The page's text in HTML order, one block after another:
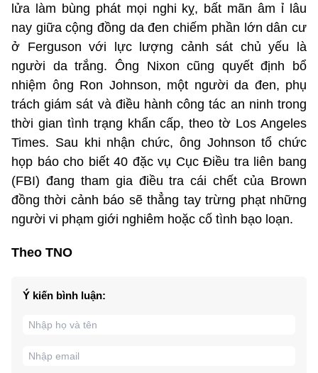
lửa làm bùng phát mọi nghi kỵ, bất mãn âm ỉ lâu
nay giữa cộng đồng da đen chiếm phần lớn dân cư
ở Ferguson với lực lượng cảnh sát chủ yếu là
người da trắng. Ông Nixon cũng quyết định bổ
nhiệm ông Ron Johnson, một người da đen, phụ
trách giám sát và điều hành công tác an ninh trong
thời gian tình trạng khẩn cấp, theo tờ Los Angeles
Times. Sau khi nhận chức, ông Johnson tổ chức
họp báo cho biết 40 đặc vụ Cục Điều tra liên bang
(FBI) đang tham gia điều tra cái chết của Brown
đồng thời cảnh báo sẽ thẳng tay trừng phạt những
người vi phạm giới nghiêm hoặc cố tình bạo loạn.
Theo TNO
Ý kiến bình luận: